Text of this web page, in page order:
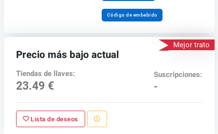
Código de embebido
Mejor trato
Precio más bajo actual
Tiendas de llaves:
23.49 €
Suscripciones:
-
Lista de deseos